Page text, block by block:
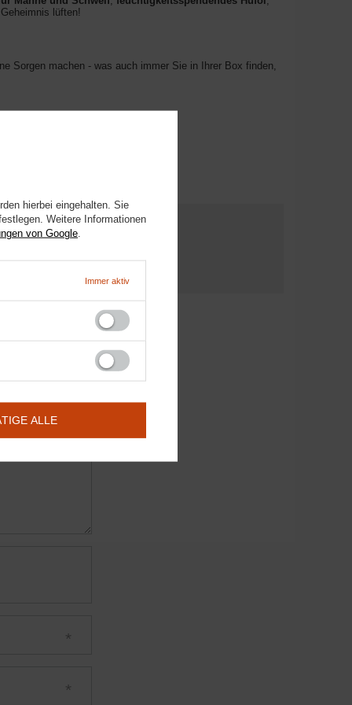
lüften!
Sorgen machen - was auch immer Sie in Ihrer Box finden,
hierbei eingehalten. Sie
Weitere Informationen
von Google
Immer aktiv
ALLE